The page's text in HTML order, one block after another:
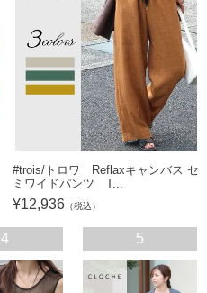
#trois/トロワ Reflaxキャンバス セ
ミワイドパンツ T...
¥12,936（税込）
4 5